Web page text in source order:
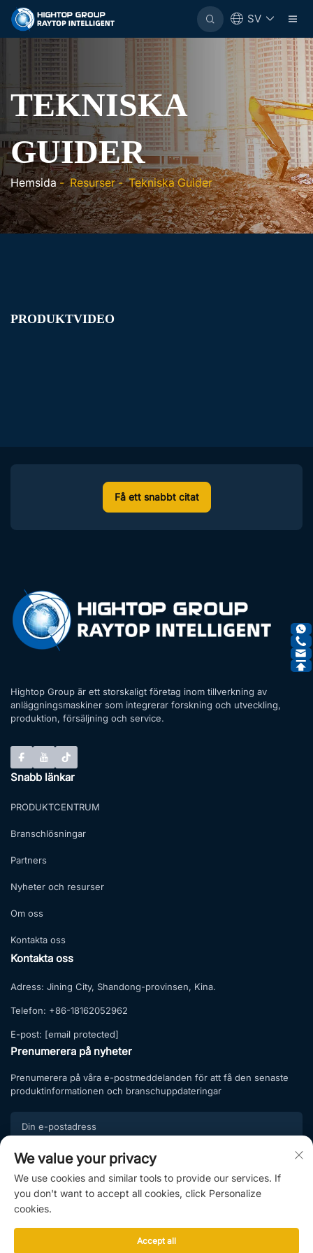
SV
TEKNISKA
GUIDER
Hemsida-Resurser-Tekniska Guider
PRODUKTVIDEO
Få ett snabbt citat
Hightop Group är ett storskaligt företag inom tillverkning av
anläggningsmaskiner som integrerar forskning och utveckling,
produktion, försäljning och service.
Snabb länkar
PRODUKTCENTRUM
Branschlösningar
Partners
Nyheter och resurser
Om oss
Kontakta oss
Kontakta oss
Adress: Jining City, Shandong-provinsen, Kina.
Telefon: +86-18162052962
E-post: [email protected]
Prenumerera på nyheter
Prenumerera på våra e-postmeddelanden för att få den senaste
produktinformationen och branschuppdateringar
Prenumerera
Gå med i vår prenumerationslista och ta del av exklusiva
erbjudanden och professionella råd.
We value your privacy
We use cookies and similar tools to provide our services. If
you don't want to accept all cookies, click Personalize
cookies.
Accept all